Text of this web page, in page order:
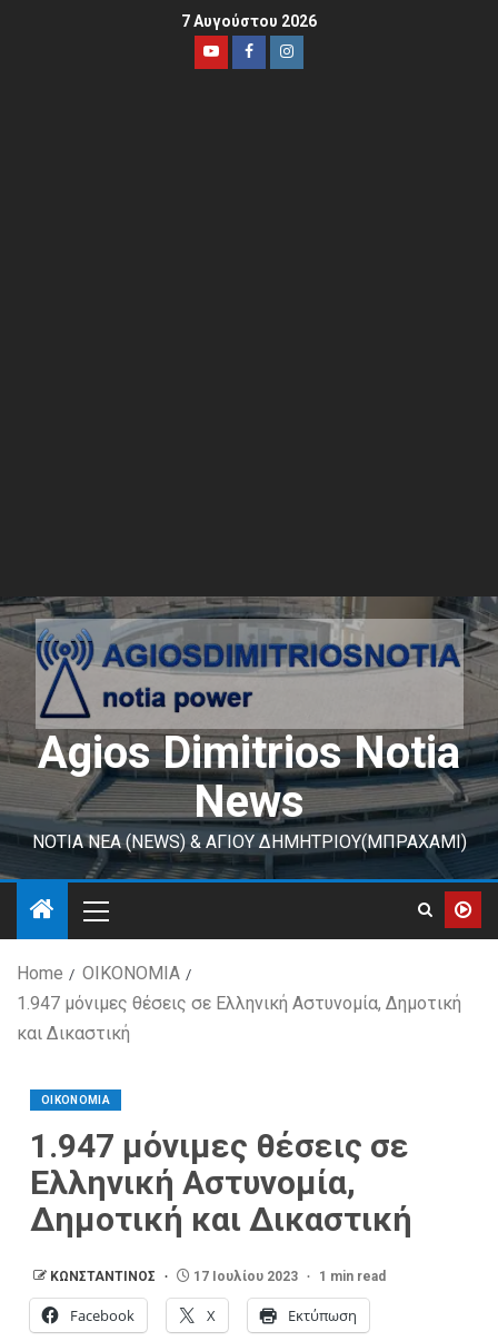
7 Αυγούστου 2026
Agios Dimitrios Notia
News
ΝΟΤΙΑ ΝΕΑ (NEWS) & ΑΓΙΟΥ ΔΗΜΗΤΡΙΟΥ(ΜΠΡΑΧΑΜΙ)
Home
ΟΙΚΟΝΟΜΙΑ
1.947 μόνιμες θέσεις σε Ελληνική Αστυνομία, Δημοτική
και Δικαστική
ΟΙΚΟΝΟΜΙΑ
1.947 μόνιμες θέσεις σε
Ελληνική Αστυνομία,
Δημοτική και Δικαστική
ΚΩΝΣΤΑΝΤΙΝΟΣ 17 Ιουλίου 2023 1 min read
Facebook X Εκτύπωση